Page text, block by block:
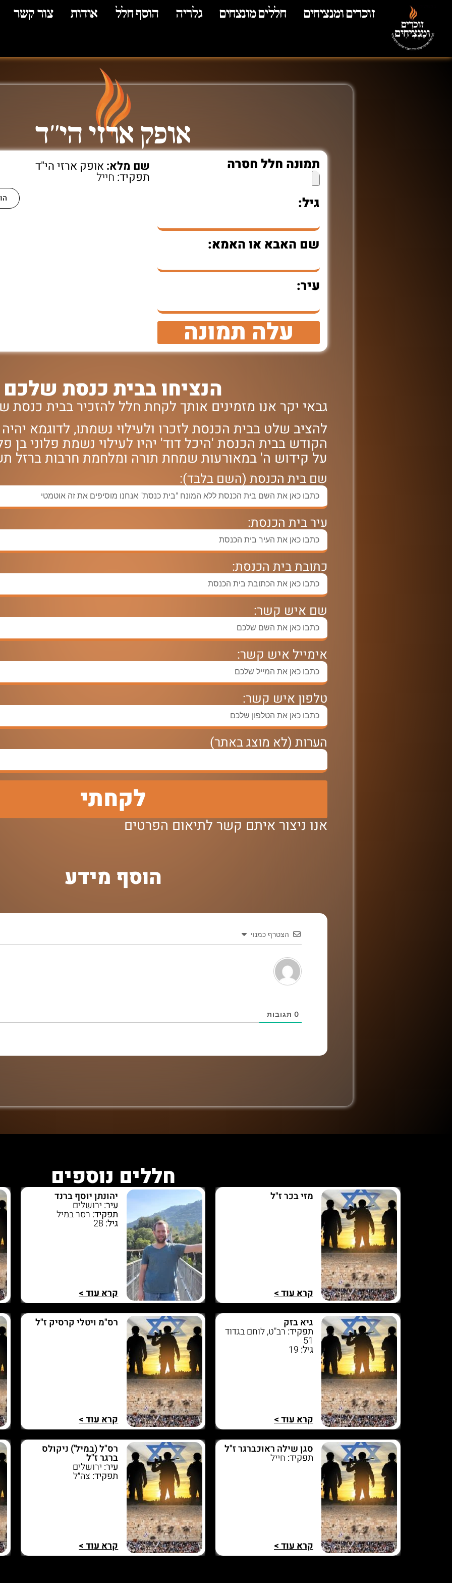
זוכרים ומנציחים חללים מונצחים גלריה הוסף חלל אודות צור קשר
אופק ארזי הי"ד
תמונה חלל חסרה
גיל:
שם האבא או האמא:
עיר:
עלה תמונה
שם מלא: אופק ארזי הי"ד
תפקיד: חייל
הנציחו בבית כנסת שלכם
גבאי יקר אנו מזמינים אותך לקחת חלל להזכיר בבית
להציב שלט בבית הכנסת לזכרו ולעילוי נשמתו, לדוגמא
הקודש בבית הכנסת 'היכל דוד' יהיו לעילוי נשמת פלוני בן
על קידוש ה' במאורעות שמחת תורה ומלחמת חרבות ברזל
שם בית הכנסת (השם בלבד):
עיר בית הכנסת:
כתובת בית הכנסת:
שם איש קשר:
אימייל איש קשר:
טלפון איש קשר:
הערות (לא מוצג באתר)
לקחתי
אנו ניצור איתם קשר לתיאום הפרטים
הוסף מידע
הצטרף כמנוי
0 תגובות
חללים נוספים
מזי בכר ז"ל
קרא עוד >
יהונתן יוסף ברנד
עיר: ירושלים
תפקיד: רסר במיל
גיל:28
קרא עוד >
גיא בזק
תפקיד:רב"ט, לוחם בגדוד
51
גיל: 19
קרא עוד >
רס"מ ויטלי קרסיק ז"ל
קרא עוד >
סגן שילה ראוכברגר ז"ל
תפקיד: חייל
קרא עוד >
רס"ל (במיל') ניקולס
ברגר ז"ל
עיר: ירושלים
תפקיד: צה״ל
קרא עוד >